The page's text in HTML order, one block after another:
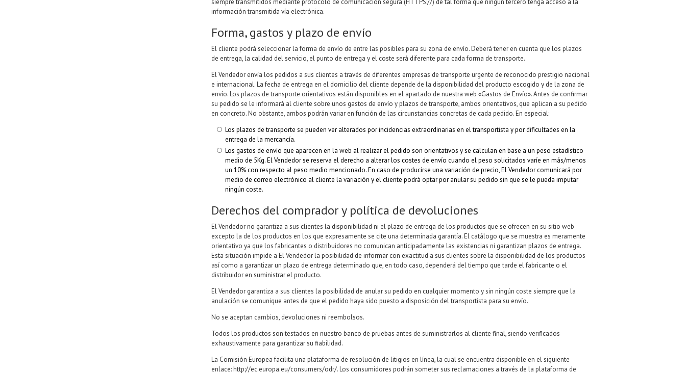
siempre transmitidos mediante protocolo de comunicación segura (HTTPS://) de tal forma que ningún tercero tenga acceso a la
información transmitida vía electrónica.
Forma, gastos y plazo de envío
El cliente podrá seleccionar la forma de envío de entre las posibles para su zona de envío. Deberá tener en cuenta que los plazos
de entrega, la calidad del servicio, el punto de entrega y el coste será diferente para cada forma de transporte.
El Vendedor envía los pedidos a sus clientes a través de diferentes empresas de transporte urgente de reconocido prestigio nacional
e internacional. La fecha de entrega en el domicilio del cliente depende de la disponibilidad del producto escogido y de la zona de
envío. Los plazos de transporte orientativos están disponibles en el apartado de nuestra web «Gastos de Envío». Antes de confirmar
su pedido se le informará al cliente sobre unos gastos de envío y plazos de transporte, ambos orientativos, que aplican a su pedido
en concreto. No obstante, ambos podrán variar en función de las circunstancias concretas de cada pedido. En especial:
Los plazos de transporte se pueden ver alterados por incidencias extraordinarias en el transportista y por dificultades en la
entrega de la mercancía.
Los gastos de envío que aparecen en la web al realizar el pedido son orientativos y se calculan en base a un peso estadístico
medio de 5Kg. El Vendedor se reserva el derecho a alterar los costes de envío cuando el peso solicitados varíe en más/menos
un 10% con respecto al peso medio mencionado. En caso de producirse una variación de precio, El Vendedor comunicará por
medio de correo electrónico al cliente la variación y el cliente podrá optar por anular su pedido sin que se le pueda imputar
ningún coste.
Derechos del comprador y política de devoluciones
El Vendedor no garantiza a sus clientes la disponibilidad ni el plazo de entrega de los productos que se ofrecen en su sitio web
excepto la de los productos en los que expresamente se cite una determinada garantía. El catálogo que se muestra es meramente
orientativo ya que los fabricantes o distribuidores no comunican anticipadamente las existencias ni garantizan plazos de entrega.
Esta situación impide a El Vendedor la posibilidad de informar con exactitud a sus clientes sobre la disponibilidad de los productos
así como a garantizar un plazo de entrega determinado que, en todo caso, dependerá del tiempo que tarde el fabricante o el
distribuidor en suministrar el producto.
El Vendedor garantiza a sus clientes la posibilidad de anular su pedido en cualquier momento y sin ningún coste siempre que la
anulación se comunique antes de que el pedido haya sido puesto a disposición del transportista para su envío.
No se aceptan cambios, devoluciones ni reembolsos.
Todos los productos son testados en nuestro banco de pruebas antes de suministrarlos al cliente final, siendo verificados
exhaustivamente para garantizar su fiabilidad.
La Comisión Europea facilita una plataforma de resolución de litigios en línea, la cual se encuentra disponible en el siguiente
enlace:http://ec.europa.eu/consumers/odr/.Los consumidores podrán someter sus reclamaciones a través de la plataforma de